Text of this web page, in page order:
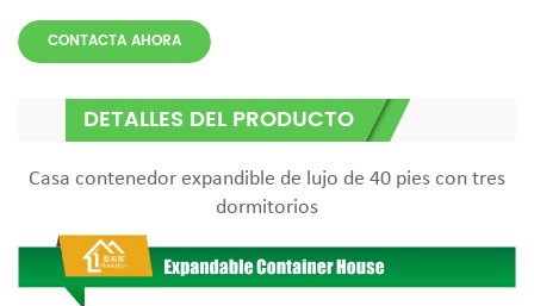
CONTACTA AHORA
DETALLES DEL PRODUCTO
Casa contenedor expandible de lujo de 40 pies con tres
dormitorios